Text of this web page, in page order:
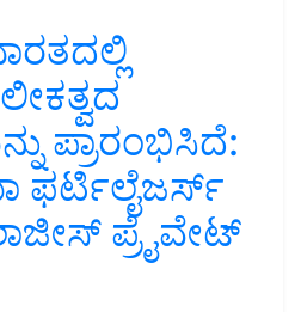
ಪ್ರಾರಂಭಿಸಿದೆ:
ಫರ್ಟಿಲೈಜರ್ಸ್
ಪ್ರೈವೇಟ್